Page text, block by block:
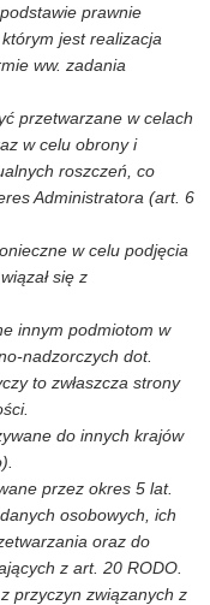
prawnie
jest realizacja
ww. zadania
przetwarzane w celach
w celu obrony i
roszczeń, co
Administratora (art. 6
w celu podjęcia
się z
innym podmiotom w
nadzorczych dot.
to zwłaszcza strony
do innych krajów
przez okres 5 lat.
osobowych, ich
oraz do
z art. 20 RODO.
przyczyn związanych z